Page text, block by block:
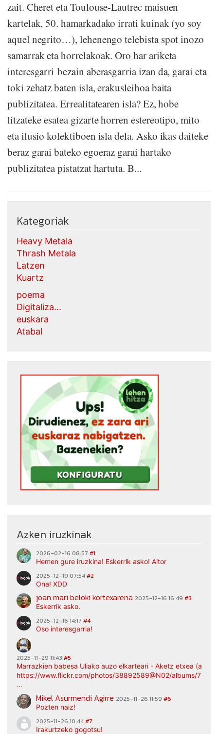
zait. Cheret eta Toulouse-Lautrec maisuen
kartelak, 50. hamarkadako irrati kuinak (yo soy
aquel negrito…), lehenengo telebista spot inozo
samarrak eta horrelakoak. Oro har ariketa
interesgarri bezain aberasgarria izan da, garai eta
toki zehatz baten isla, erakusleihoa baita
publizitatea. Errealitatearen isla? Ez, hobe
litzateke esatea gizarte horren estereotipo, mito
eta ilusio kolektiboen isla dela. Asko ikas daiteke
beraz garai bateko egoeraz garai hartako
publizitatea pistatzat hartuta. B...
Kategoriak
Heavy Metala
Thrash Metala
Latzen
Kuartz
poema
Digitaliza...
euskara
Atabal
Azken iruzkinak
2026-02-16 08:57 #1
Hemen gure iruzkina! Eskerrik asko! Aitor
2025-12-19 07:54#2
Ona! XDD
joan mari beloki kortexarena 2025-12-16 16:49 #3
Eskerrik asko.
2025-12-16 14:17 #4
Oso interesgarria!
2025-11-29 11:43 #5
Marrazkien babesa Uliako auzo elkarteari - Aketz etxea
https://www.flickr.com/photos/38892589@N02/albums/
...
Mikel Asurmendi Agirre 2025-11-26 11:59 #6
Pozten naiz!
2025-11-26 10:44#7
Irakurtzeko gogotsu!